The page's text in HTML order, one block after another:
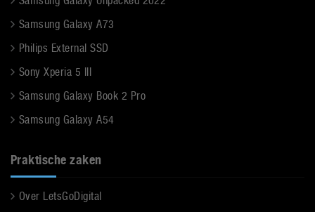
Samsung Galaxy A73
Philips External SSD
Sony Xperia 5 III
Samsung Galaxy Book 2 Pro
Samsung Galaxy A54
Praktische zaken
Over LetsGoDigital